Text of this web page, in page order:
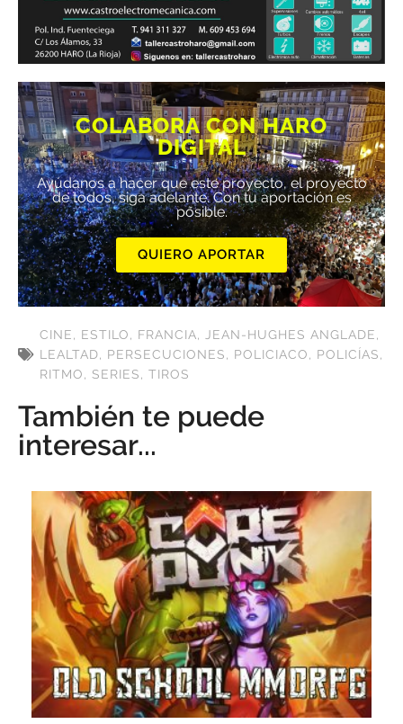
COLABORA CON HARO
DIGITAL
Ayúdanos a hacer que este proyecto, el proyecto
de todos, siga adelante. Con tu aportación es
posible.
QUIERO APORTAR
CINE, ESTILO, FRANCIA, JEAN-HUGHES ANGLADE,
LEALTAD, PERSECUCIONES, POLICIACO, POLICÍAS,
RITMO, SERIES, TIROS
También te puede
interesar...